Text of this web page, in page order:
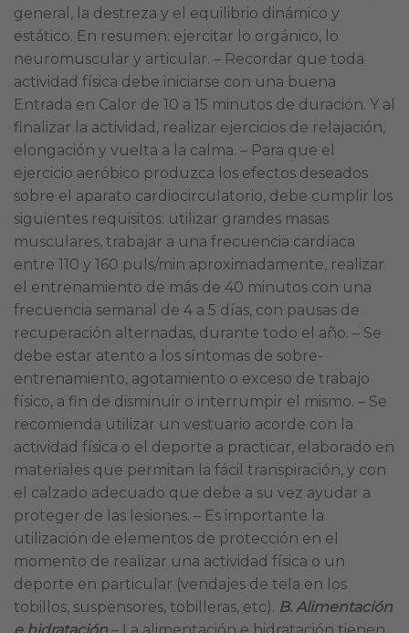
general, la destreza y el equilibrio dinámico y
estático. En resumen: ejercitar lo orgánico, lo
neuromuscular y articular. – Recordar que toda
actividad física debe iniciarse con una buena
Entrada en Calor de 10 a 15 minutos de duración. Y al
finalizar la actividad, realizar ejercicios de relajación,
elongación y vuelta a la calma. – Para que el
ejercicio aeróbico produzca los efectos deseados
sobre el aparato cardiocirculatorio, debe cumplir los
siguientes requisitos: utilizar grandes masas
musculares, trabajar a una frecuencia cardíaca
entre 110 y 160 puls/min aproximadamente, realizar
el entrenamiento de más de 40 minutos con una
frecuencia semanal de 4 a 5 días, con pausas de
recuperación alternadas, durante todo el año. – Se
debe estar atento a los síntomas de sobre-
entrenamiento, agotamiento o exceso de trabajo
físico, a fin de disminuir o interrumpir el mismo. – Se
recomienda utilizar un vestuario acorde con la
actividad física o el deporte a practicar, elaborado en
materiales que permitan la fácil transpiración, y con
el calzado adecuado que debe a su vez ayudar a
proteger de las lesiones. – Es importante la
utilización de elementos de protección en el
momento de realizar una actividad física o un
deporte en particular (vendajes de tela en los
tobillos, suspensores, tobilleras, etc). B. Alimentación
e hidratación – La alimentación e hidratación tienen